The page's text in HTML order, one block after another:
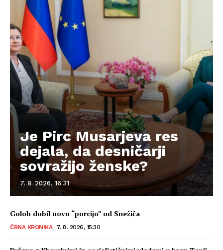
Je Pirc Musarjeva res
dejala, da desničarji
sovražijo ženske?
7. 8. 2026, 16:31
Golob dobil novo “porcijo” od Snežiča
ČRNA KRONIKA 7. 8. 2026, 15:30